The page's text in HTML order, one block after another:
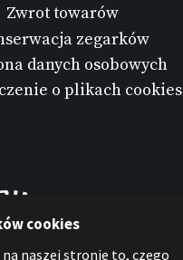
Zwrot towarów
zegarków
danych osobowych
o plikach cookies
cookies
na naszej stronie to, czego